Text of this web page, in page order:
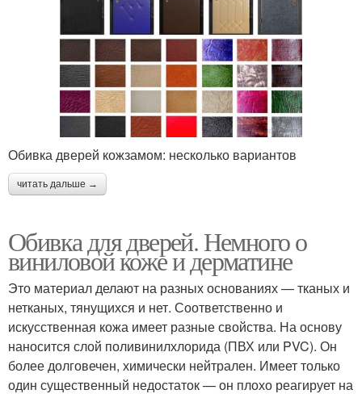
Обивка дверей кожзамом: несколько вариантов
читать дальше →
Обивка для дверей. Немного о
виниловой коже и дерматине
Это материал делают на разных основаниях — тканых и
нетканых, тянущихся и нет. Соответственно и
искусственная кожа имеет разные свойства. На основу
наносится слой поливинилхлорида (ПВХ или PVC). Он
более долговечен, химически нейтрален. Имеет только
один существенный недостаток — он плохо реагирует на